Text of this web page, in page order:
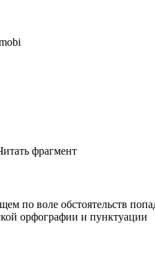
фрагмент
по воле обстоятельств
орфографии и пунктуации